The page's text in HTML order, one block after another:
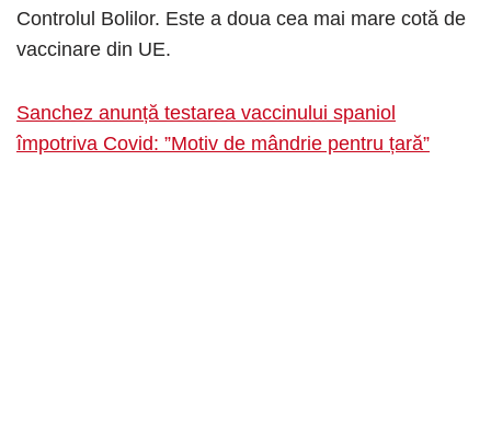
Controlul Bolilor. Este a doua cea mai mare cotă de
vaccinare din UE.
Sanchez anunță testarea vaccinului spaniol
împotriva Covid: ”Motiv de mândrie pentru țară”